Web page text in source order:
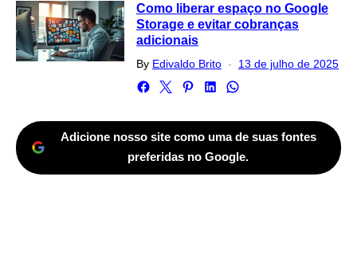
Como liberar espaço no Google
Storage e evitar cobranças
adicionais
By Edivaldo Brito
Posted
13 de julho de 2025
Adicione nosso site como uma de suas fontes
preferidas no Google.